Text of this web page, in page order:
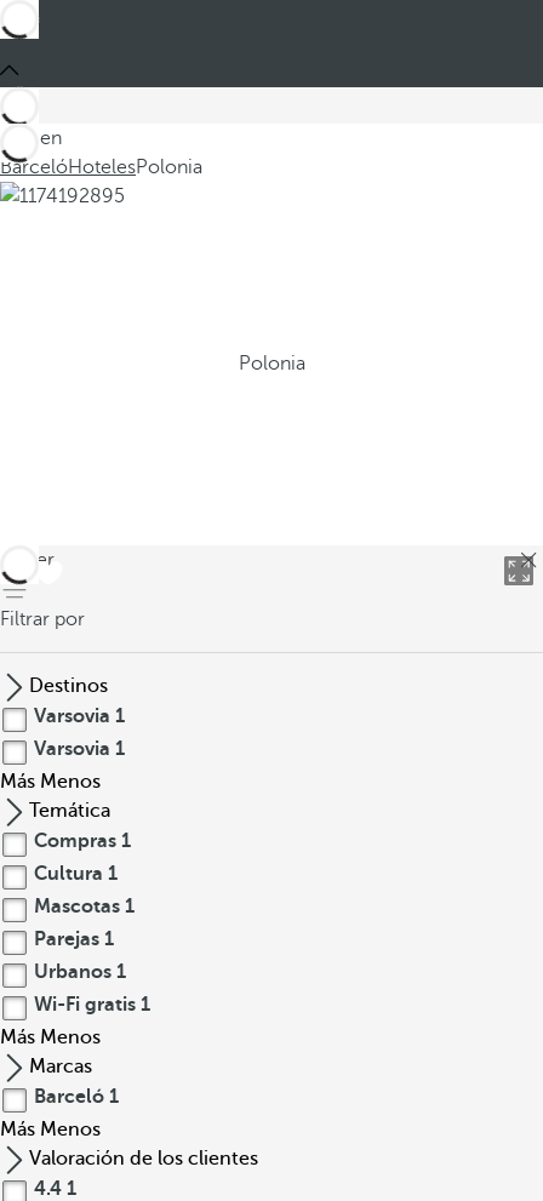
Está en
BarcelóHotelesPolonia
Polonia
volver
Filtrar por
Destinos
Varsovia 1
Varsovia 1
Más Menos
Temática
Compras 1
Cultura 1
Mascotas 1
Parejas 1
Urbanos 1
Wi-Fi gratis 1
Más Menos
Marcas
Barceló 1
Más Menos
Valoración de los clientes
4.4 1